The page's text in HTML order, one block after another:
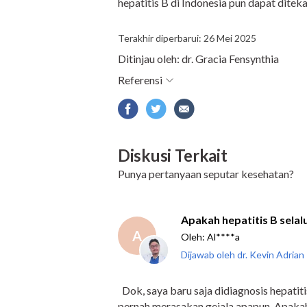
Terakhir diperbarui: 26 Mei 2025